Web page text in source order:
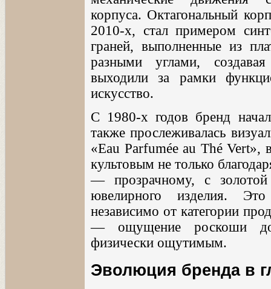
корпуса. Октагональный
2010-х, стал примером
граней, выполненные из
разными углами,
выходили за рамки
искусство.
С 1980-х годов бренд
также прослеживалась
«Eau Parfumée au Thé Vert»,
культовым не только
— прозрачному, с золотой
ювелирного изделия. Это
независимо от категории
— ощущение роскоши
физически ощутимым.
Эволюция бренда в